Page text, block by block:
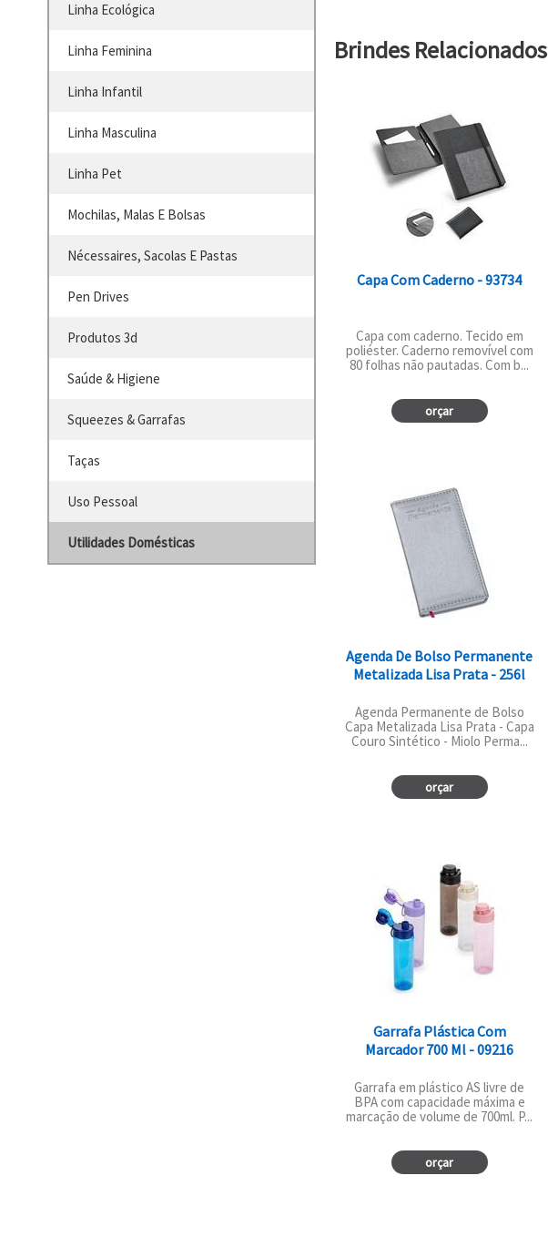
Linha Ecológica
Linha Feminina
Linha Infantil
Linha Masculina
Linha Pet
Mochilas, Malas E Bolsas
Nécessaires, Sacolas E Pastas
Pen Drives
Produtos 3d
Saúde & Higiene
Squeezes & Garrafas
Taças
Uso Pessoal
Utilidades Domésticas
Brindes Relacionados
Capa Com Caderno - 93734
Capa com caderno. Tecido em
poliéster. Caderno removível com
80 folhas não pautadas. Com b...
orçar
Agenda De Bolso Permanente
Metalizada Lisa Prata - 256l
Agenda Permanente de Bolso
Capa Metalizada Lisa Prata - Capa
Couro Sintético - Miolo Perma...
orçar
Garrafa Plástica Com
Marcador 700 Ml - 09216
Garrafa em plástico AS livre de
BPA com capacidade máxima e
marcação de volume de 700ml. P...
orçar